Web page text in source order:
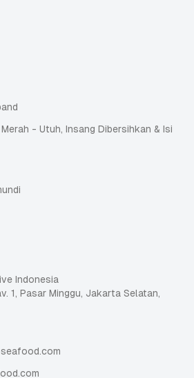
- Utuh, Insang Dibersihkan & Isi
Indonesia
1, Pasar Minggu, Jakarta Selatan,